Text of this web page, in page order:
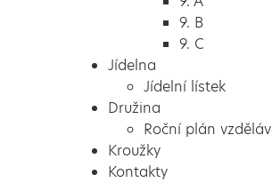
9. B
9. C
Jídelna
Jídelní lístek
Družina
Roční plán
Kroužky
Kontakty